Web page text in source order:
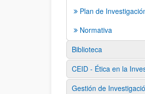
Plan de
Normativa
Biblioteca
CEID - Ética en la
Gestión de